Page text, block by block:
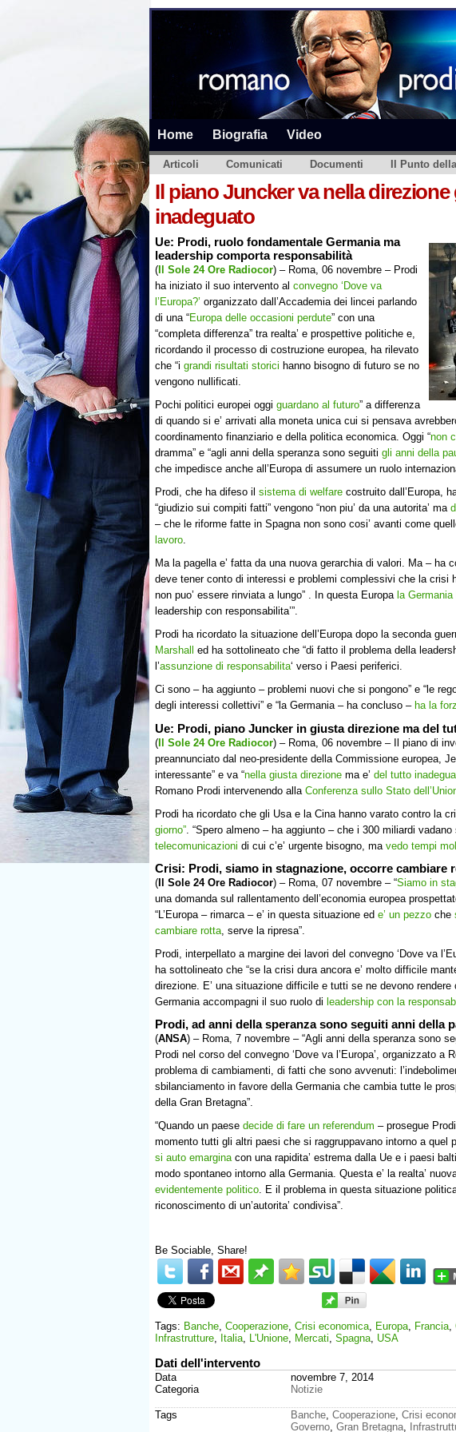
Home Biografia Video
Articoli Comunicati Documenti Il Punto
Il piano Juncker va nella
inadeguato
Ue: Prodi, ruolo fondamentale Germania ma
leadership comporta responsabilità
( Il Sole 24 Ore Radiocor) – Roma, 06 novembre – Prodi
ha iniziato il suo intervento al convegno ‘Dove va
l’Europa?’ organizzato dall’Accademia dei lincei parlando
di una “Europa delle occasioni perdute” con una
“completa differenza” tra realta’ e prospettive politiche e,
ricordando il processo di costruzione europea, ha rilevato
che “i grandi risultati storici hanno bisogno di futuro se no
vengono nullificati.
Pochi politici europei oggi guardano al futuro” a differenza
di quando si e’ arrivati alla moneta unica cui si pensava
coordinamento finanziario e della politica economica. Oggi “non
dramma” e “agli anni della speranza sono seguiti gli anni della
che impedisce anche all’Europa di assumere un ruolo
Prodi, che ha difeso il sistema di welfare costruito dall’Europa,
“giudizio sui compiti fatti” vengono “non piu’ da una autorita’ ma
– che le riforme fatte in Spagna non sono cosi’ avanti come
lavoro.
Ma la pagella e’ fatta da una nuova gerarchia di valori. Ma – ha
deve tener conto di interessi e problemi complessivi che la crisi
non puo’ essere rinviata a lungo” . In questa Europa la
leadership con responsabilita’”.
Prodi ha ricordato la situazione dell’Europa dopo la seconda
Marshall ed ha sottolineato che “di fatto il problema della
l’assunzione di responsabilita‘ verso i Paesi periferici.
Ci sono – ha aggiunto – problemi nuovi che si pongono” e “le
degli interessi collettivi” e “la Germania – ha concluso – ha la
Ue: Prodi, piano Juncker in giusta direzione ma del
(Il Sole 24 Ore Radiocor) – Roma, 06 novembre – Il piano di
preannunciato dal neo-presidente della Commissione europea,
interessante” e va “nella giusta direzione ma e’ del tutto
Romano Prodi intervenendo alla Conferenza sullo Stato
Prodi ha ricordato che gli Usa e la Cina hanno varato contro la
giorno” . “Spero almeno – ha aggiunto – che i 300 miliardi vadano
telecomunicazioni di cui c’e’ urgente bisogno, ma vedo tempi
Crisi: Prodi, siamo in stagnazione, occorre cambiare
( Il Sole 24 Ore Radiocor) – Roma, 07 novembre – “Siamo in
una domanda sul rallentamento dell’economia europea
“L’Europa – rimarca – e’ in questa situazione ed e’ un pezzo che
cambiare rotta , serve la ripresa”.
Prodi, interpellato a margine dei lavori del convegno ‘Dove va
ha sottolineato che “se la crisi dura ancora e’ molto difficile
direzione. E’ una situazione difficile e tutti se ne devono rendere
Germania accompagni il suo ruolo di leadership con la
Prodi, ad anni della speranza sono seguiti anni della
(ANSA) – Roma, 7 novembre – “Agli anni della speranza sono
Prodi nel corso del convegno ‘Dove va l’Europa’, organizzato a
problema di cambiamenti, di fatti che sono avvenuti:
sbilanciamento in favore della Germania che cambia tutte le
della Gran Bretagna”.
“Quando un paese decide di fare un referendum – prosegue
momento tutti gli altri paesi che si raggruppavano intorno a quel
si auto emarginacon una rapidita’ estrema dalla Ue e i paesi
modo spontaneo intorno alla Germania. Questa e’ la realta’
evidentemente politico. E il problema in questa situazione
riconoscimento di un’autorita’ condivisa”.
Be Sociable, Share!
Tags: Banche, Cooperazione, Crisi economica, Europa, Francia,
Infrastrutture, Italia, L'Unione, Mercati, Spagna, USA
Dati dell'intervento
Data
Categoria
novembre 7, 2014
Notizie
Tags Banche, Cooperazione, Crisi
Governo, Gran Bretagna,